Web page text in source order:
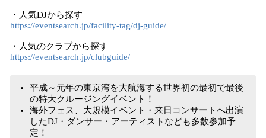
・人気DJから探す
https://eventsearch.jp/facility-tag/dj-guide/
・人気のクラブから探す
https://eventsearch.jp/clubguide/
平成～元年の東京湾を大航海する世界初の最初で最後
の特大クルージングイベント！
海外フェス、大規模イベント・来日コンサートへ出演
したDJ・ダンサー・アーティストなども多数参加予
定！